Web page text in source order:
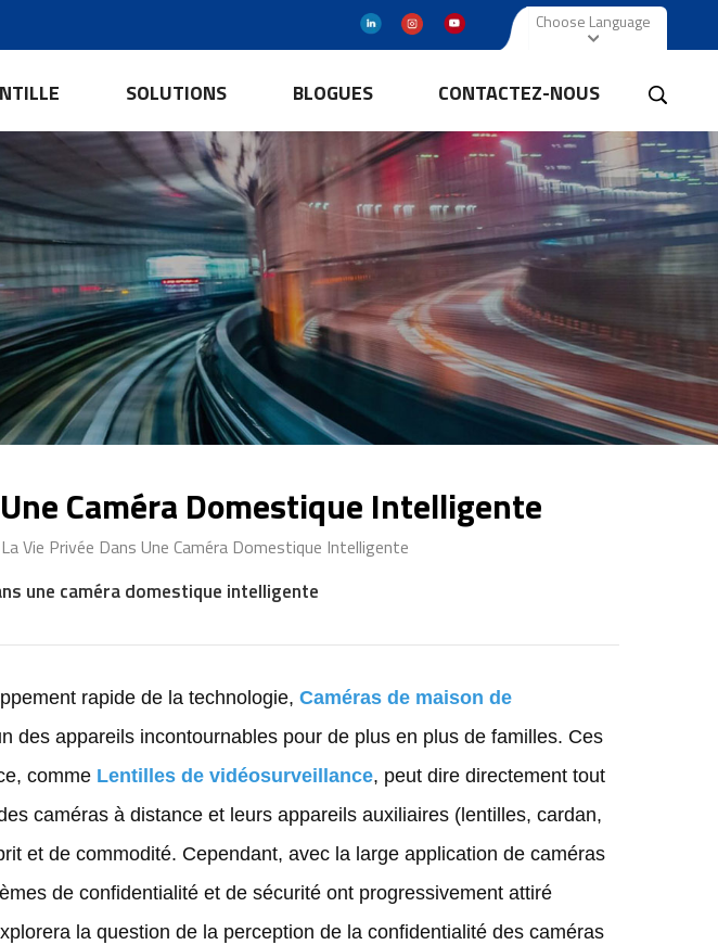
Choose Language
SOLUTIONS BLOGUES CONTACTEZ-NOUS
Caméra Domestique Intelligente
Vie Privée Dans Une Caméra Domestique Intelligente
une caméra domestique intelligente
rapide de la technologie, Caméras de maison de
des appareils incontournables pour de plus en plus de familles. Ces
comme Lentilles de vidéosurveillance, peut dire directement tout
caméras à distance et leurs appareils auxiliaires (lentilles, cardan,
et de commodité. Cependant, avec la large application de caméras
de confidentialité et de sécurité ont progressivement attiré
la question de la perception de la confidentialité des caméras